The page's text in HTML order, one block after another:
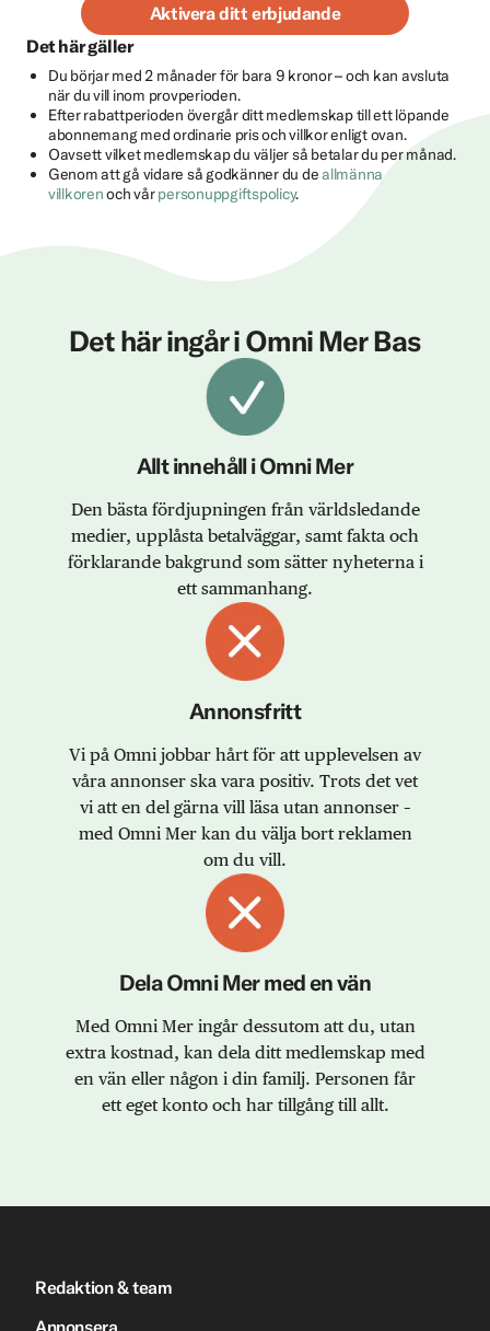
Aktivera ditt erbjudande
Det här gäller
Du börjar med 2 månader för bara 9 kronor – och kan avsluta
när du vill inom provperioden.
Efter rabattperioden övergår ditt medlemskap till ett löpande
abonnemang med ordinarie pris och villkor enligt ovan.
Oavsett vilket medlemskap du väljer så betalar du per månad.
Genom att gå vidare så godkänner du deallmänna
villkorenoch vårpersonuppgiftspolicy.
Det här ingår i Omni Mer Bas
Allt innehåll i Omni Mer
Den bästa fördjupningen från världsledande
medier, upplåsta betalväggar, samt fakta och
förklarande bakgrund som sätter nyheterna i
ett sammanhang.
Annonsfritt
Vi på Omni jobbar hårt för att upplevelsen av
våra annonser ska vara positiv. Trots det vet
vi att en del gärna vill läsa utan annonser –
med Omni Mer kan du välja bort reklamen
om du vill.
Dela Omni Mer med en vän
Med Omni Mer ingår dessutom att du, utan
extra kostnad, kan dela ditt medlemskap med
en vän eller någon i din familj. Personen får
ett eget konto och har tillgång till allt.
Redaktion & team